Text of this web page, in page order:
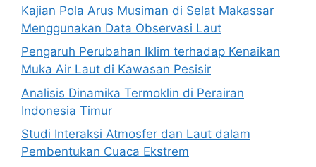
Kajian Pola Arus Musiman di Selat Makassar
Menggunakan Data Observasi Laut
Pengaruh Perubahan Iklim terhadap Kenaikan
Muka Air Laut di Kawasan Pesisir
Analisis Dinamika Termoklin di Perairan
Indonesia Timur
Studi Interaksi Atmosfer dan Laut dalam
Pembentukan Cuaca Ekstrem